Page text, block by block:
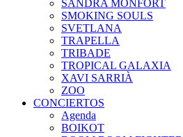
SANDRA MONFORT
SMOKING SOULS
SVETLANA
TRAPELLA
TRIBADE
TROPICAL GALAXIA
XAVI SARRIÀ
ZOO
CONCIERTOS
Agenda
BOIKOT